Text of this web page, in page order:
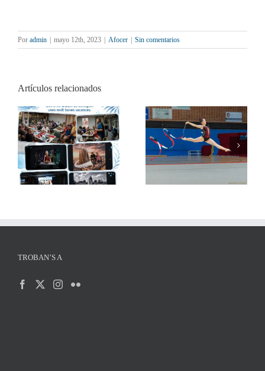
Por admin mayo 12th, 2023 Afocer Sin comentarios
Artículos relacionados
AFOCER col·labora
amb diverses entitats en
activitats de final de
curs
Xerrada de Xavi Llop:
Què puc fotografiar i
TROBAN’S A